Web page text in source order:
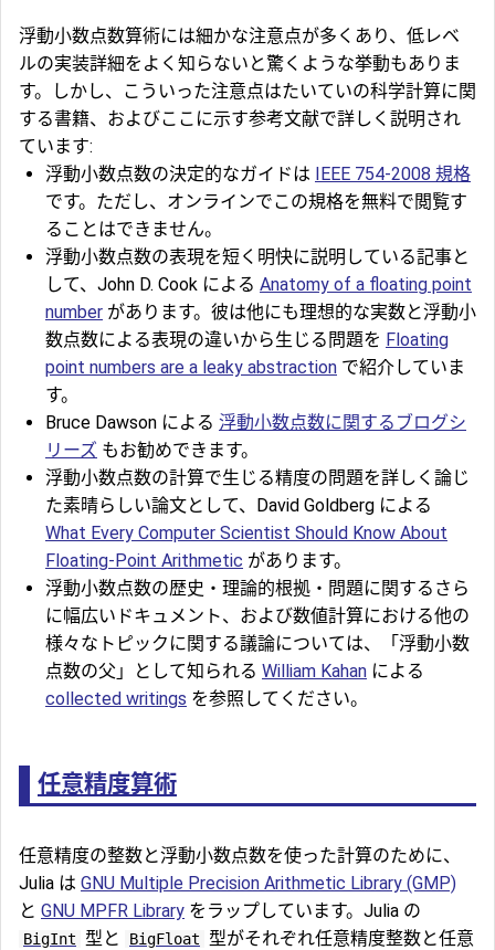
浮動小数点数算術には細かな注意点が多くあり、低レベ
ルの実装詳細をよく知らないと驚くような挙動もありま
す。しかし、こういった注意点はたいていの科学計算に関
する書籍、およびここに示す参考文献で詳しく説明され
ています:
浮動小数点数の決定的なガイドは IEEE 754-2008 規格
です。ただし、オンラインでこの規格を無料で閲覧す
ることはできません。
浮動小数点数の表現を短く明快に説明している記事と
して、John D. Cook による Anatomy of a floating point
number があります。彼は他にも理想的な実数と浮動小
数点数による表現の違いから生じる問題を Floating
point numbers are a leaky abstraction で紹介していま
す。
Bruce Dawson による 浮動小数点数に関するブログシ
リーズ もお勧めできます。
浮動小数点数の計算で生じる精度の問題を詳しく論じ
た素晴らしい論文として、David Goldberg による
What Every Computer Scientist Should Know About
Floating-Point Arithmetic があります。
浮動小数点数の歴史・理論的根拠・問題に関するさら
に幅広いドキュメント、および数値計算における他の
様々なトピックに関する議論については、「浮動小数
点数の父」として知られる William Kahan による
collected writings を参照してください。
任意精度算術
任意精度の整数と浮動小数点数を使った計算のために、
Julia は GNU Multiple Precision Arithmetic Library (GMP)
と GNU MPFR Library をラップしています。Julia の
BigInt 型と BigFloat
型がそれぞれ任意精度整数と任意